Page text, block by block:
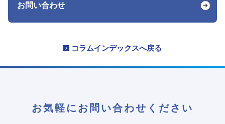
お問い合わせ
コラムインデックスへ戻る
お気軽にお問い合わせください